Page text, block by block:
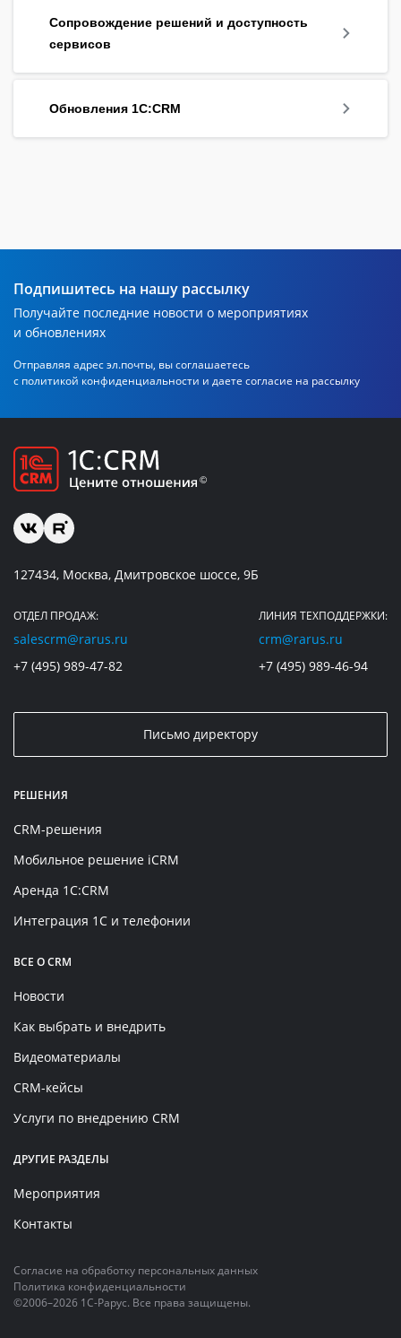
Сопровождение решений и доступность
сервисов
Обновления 1С:CRM
Подпишитесь на нашу рассылку
Получайте последние новости о мероприятиях
и обновлениях
Отправляя адрес эл.почты, вы соглашаетесь
с политикой конфиденциальности и даете согласие на рассылку
127434, Москва, Дмитровское шоссе, 9Б
ОТДЕЛ ПРОДАЖ:
salescrm@rarus.ru
+7 (495) 989-47-82
ЛИНИЯ ТЕХПОДДЕРЖКИ:
crm@rarus.ru
+7 (495) 989-46-94
Письмо директору
РЕШЕНИЯ
CRM-решения
Мобильное решение iCRM
Аренда 1C:CRM
Интеграция 1С и телефонии
ВСЕ О CRM
Новости
Как выбрать и внедрить
Видеоматериалы
CRM-кейсы
Услуги по внедрению CRM
ДРУГИЕ РАЗДЕЛЫ
Мероприятия
Контакты
©2006–2026 1С-Рарус. Все права защищены.
Политика конфиденциальности
Согласие на обработку персональных данных